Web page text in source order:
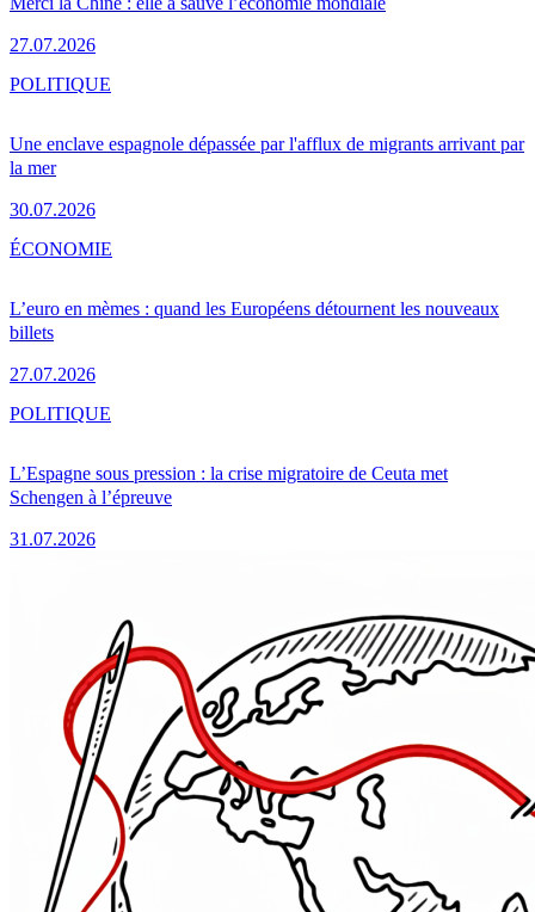
27.07.2026
Une enclave espagnole dépassée par l'afflux de migrants arrivant par
la mer
30.07.2026
POLITIQUE
L’euro en mèmes : quand les Européens détournent les nouveaux
billets
27.07.2026
ÉCONOMIE
L’Espagne sous pression : la crise migratoire de Ceuta met
Schengen à l’épreuve
31.07.2026
POLITIQUE